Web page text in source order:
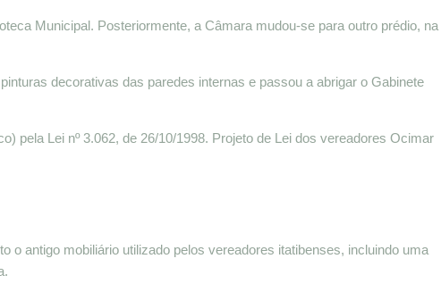
Municipal. Posteriormente, a Câmara mudou-se para outro prédio, na
decorativas das paredes internas e passou a abrigar o Gabinete
pela Lei nº 3.062, de 26/10/1998. Projeto de Lei dos vereadores Ocimar
o antigo mobiliário utilizado pelos vereadores itatibenses, incluindo uma